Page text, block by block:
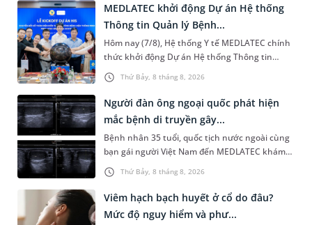
Thứ Bảy, 8 tháng 8, 2026
MEDLATEC khởi động Dự án Hệ thống
Thông tin Quản lý Bệnh...
Hôm nay (7/8), Hệ thống Y tế MEDLATEC chính
thức khởi động Dự án Hệ thống Thông tin
Quản lý Bệnh viện (HIS - Hospital Information
System) giai đoạn mới. Dự á...
Thứ Bảy, 8 tháng 8, 2026
Người đàn ông ngoại quốc phát hiện
mắc bệnh di truyền gây...
Bệnh nhân 35 tuổi, quốc tịch nước ngoài cùng
bạn gái người Việt Nam đến MEDLATEC khám
sức khỏe tiền hôn nhân. Qua thăm khám và
làm các xét nghiệm chuyên sâu,...
Viêm hạch bạch huyết ở cổ do đâu?
Mức độ nguy hiểm và phư...